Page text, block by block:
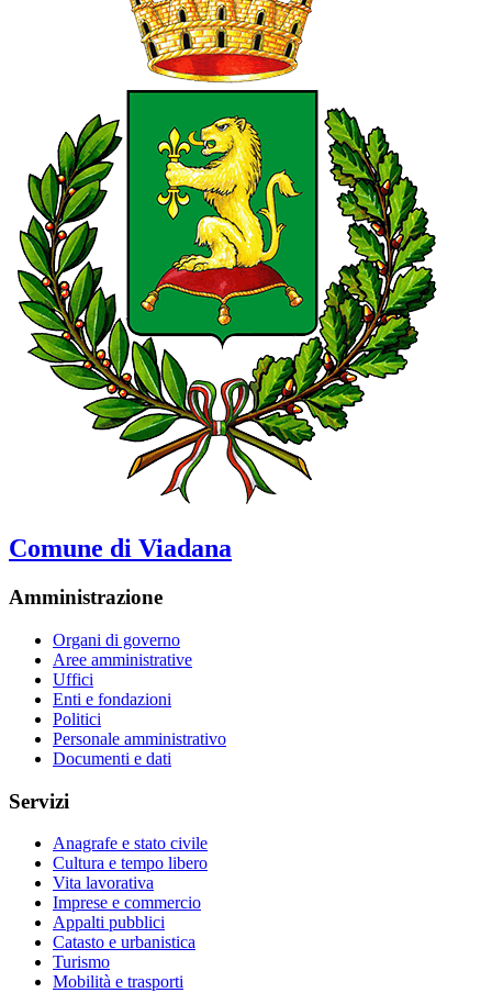
Comune di Viadana
Amministrazione
Organi di governo
Aree amministrative
Uffici
Enti e fondazioni
Politici
Personale amministrativo
Documenti e dati
Servizi
Anagrafe e stato civile
Cultura e tempo libero
Vita lavorativa
Imprese e commercio
Appalti pubblici
Catasto e urbanistica
Turismo
Mobilità e trasporti